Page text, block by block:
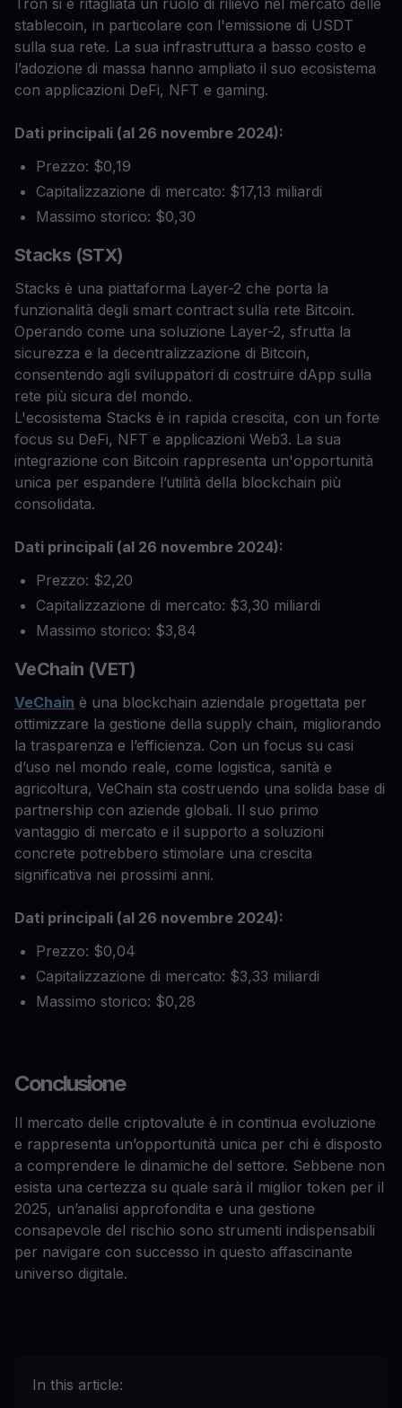
Tron si è ritagliata un ruolo di rilievo nel mercato delle
stablecoin, in particolare con l'emissione di USDT
sulla sua rete. La sua infrastruttura a basso costo e
l’adozione di massa hanno ampliato il suo ecosistema
con applicazioni DeFi, NFT e gaming.
Dati principali (al 26 novembre 2024):
Prezzo: $0,19
Capitalizzazione di mercato: $17,13 miliardi
Massimo storico: $0,30
Stacks (STX)
Stacks è una piattaforma Layer-2 che porta la
funzionalità degli smart contract sulla rete Bitcoin.
Operando come una soluzione Layer-2, sfrutta la
sicurezza e la decentralizzazione di Bitcoin,
consentendo agli sviluppatori di costruire dApp sulla
rete più sicura del mondo.
L'ecosistema Stacks è in rapida crescita, con un forte
focus su DeFi, NFT e applicazioni Web3. La sua
integrazione con Bitcoin rappresenta un'opportunità
unica per espandere l’utilità della blockchain più
consolidata.
Dati principali (al 26 novembre 2024):
Prezzo: $2,20
Capitalizzazione di mercato: $3,30 miliardi
Massimo storico: $3,84
VeChain (VET)
VeChain è una blockchain aziendale progettata per
ottimizzare la gestione della supply chain, migliorando
la trasparenza e l’efficienza. Con un focus su casi
d’uso nel mondo reale, come logistica, sanità e
agricoltura, VeChain sta costruendo una solida base di
partnership con aziende globali. Il suo primo
vantaggio di mercato e il supporto a soluzioni
concrete potrebbero stimolare una crescita
significativa nei prossimi anni.
Dati principali (al 26 novembre 2024):
Prezzo: $0,04
Capitalizzazione di mercato: $3,33 miliardi
Massimo storico: $0,28
Conclusione
Il mercato delle criptovalute è in continua evoluzione
e rappresenta un’opportunità unica per chi è disposto
a comprendere le dinamiche del settore. Sebbene non
esista una certezza su quale sarà il miglior token per il
2025, un’analisi approfondita e una gestione
consapevole del rischio sono strumenti indispensabili
per navigare con successo in questo affascinante
universo digitale.
In this article: